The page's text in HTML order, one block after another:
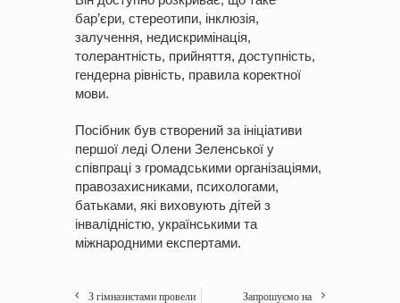
бар’єри, стереотипи, інклюзія,
залучення, недискримінація,
толерантність, прийняття, доступність,
гендерна рівність, правила коректної
мови.
Посібник був створений за ініціативи
першої леді Олени Зеленської у
співпраці з громадськими організаціями,
правозахисниками, психологами,
батьками, які виховують дітей з
інвалідністю, українськими та
міжнародними експертами.
З гімназистами провели Запрошуємо на